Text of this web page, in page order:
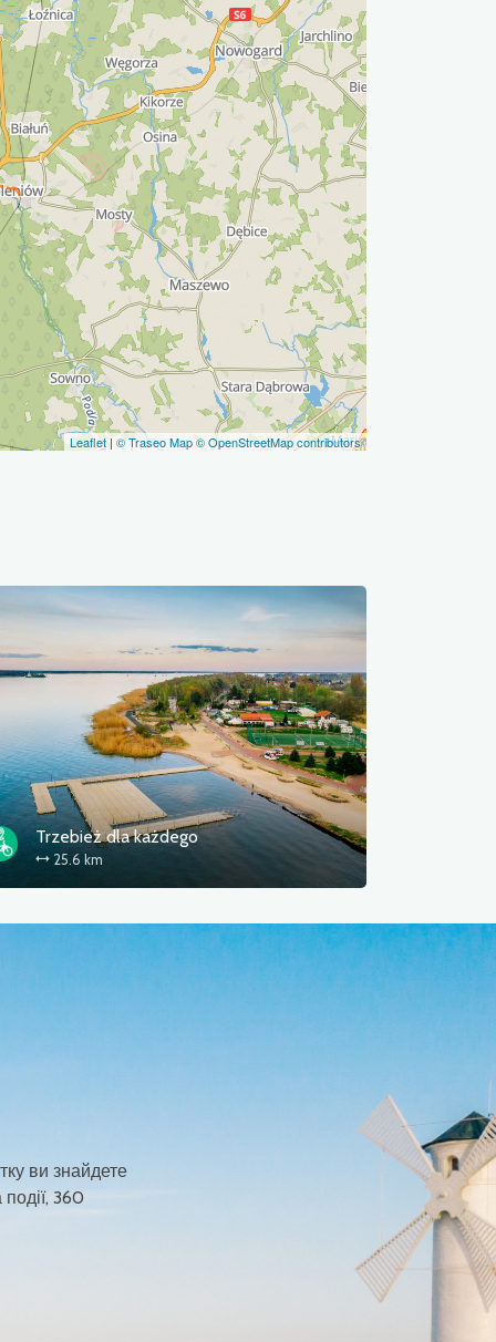
Leaflet |© Traseo Map© OpenStreetMap contributors
Trzebież dla każdego
25.6 km
ви знайдете
360